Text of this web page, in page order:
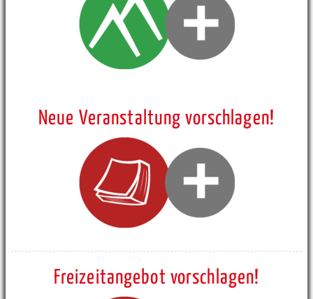
Neue Veranstaltung vorschlagen!
Freizeitangebot vorschlagen!